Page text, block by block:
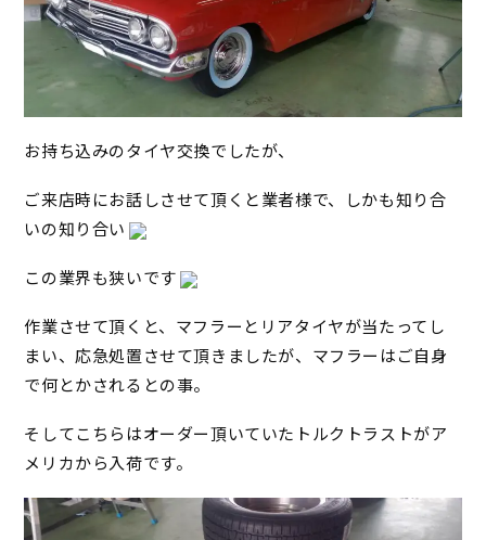
お持ち込みのタイヤ交換でしたが、
ご来店時にお話しさせて頂くと業者様で、しかも知り合
いの知り合い
この業界も狭いです
作業させて頂くと、マフラーとリアタイヤが当たってし
まい、応急処置させて頂きましたが、マフラーはご自身
で何とかされるとの事。
そしてこちらはオーダー頂いていたトルクトラストがア
メリカから入荷です。